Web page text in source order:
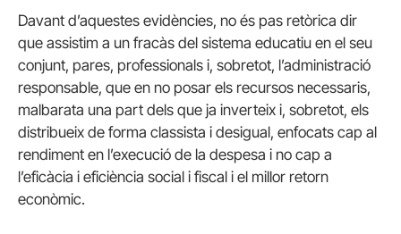
Davant d’aquestes evidències, no és pas retòrica dir
que assistim a un fracàs del sistema educatiu en el seu
conjunt, pares, professionals i, sobretot, l’administració
responsable, que en no posar els recursos necessaris,
malbarata una part dels que ja inverteix i, sobretot, els
distribueix de forma classista i desigual, enfocats cap al
rendiment en l’execució de la despesa i no cap a
l’eficàcia i eficiència social i fiscal i el millor retorn
econòmic.